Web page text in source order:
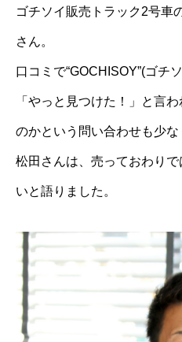
ゴチソイ販売トラック2号車
さん。
口コミで“GOCHISOY”(ゴチ
「やっと見つけた！」と言
のかという問い合わせも少な
松田さんは、売っておわりで
いと語りました。